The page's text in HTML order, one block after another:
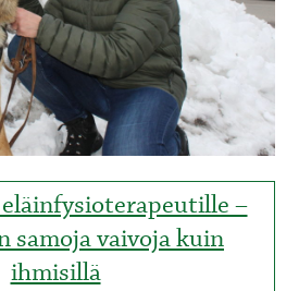
ALLMÄN
FÖR
–
samoja vaivoja kuin
ihmisillä